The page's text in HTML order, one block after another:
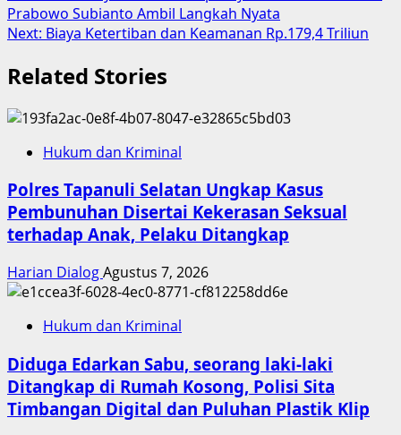
navigation
Prabowo Subianto Ambil Langkah Nyata
Next: Biaya Ketertiban dan Keamanan Rp.179,4 Triliun
Related Stories
Hukum dan Kriminal
Polres Tapanuli Selatan Ungkap Kasus
Pembunuhan Disertai Kekerasan Seksual
terhadap Anak, Pelaku Ditangkap
Harian DialogAgustus 7, 2026
Hukum dan Kriminal
Diduga Edarkan Sabu, seorang laki-laki
Ditangkap di Rumah Kosong, Polisi Sita
Timbangan Digital dan Puluhan Plastik Klip